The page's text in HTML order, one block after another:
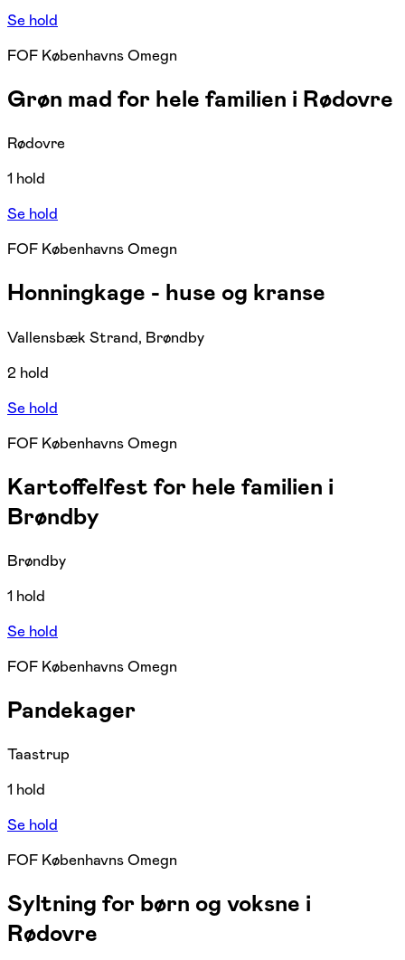
Se hold
FOF Københavns Omegn
Grøn mad for hele familien i Rødovre
Rødovre
1 hold
Se hold
FOF Københavns Omegn
Honningkage - huse og kranse
Vallensbæk Strand, Brøndby
2 hold
Se hold
FOF Københavns Omegn
Kartoffelfest for hele familien i
Brøndby
Brøndby
1 hold
Se hold
FOF Københavns Omegn
Pandekager
Taastrup
1 hold
Se hold
FOF Københavns Omegn
Syltning for børn og voksne i
Rødovre